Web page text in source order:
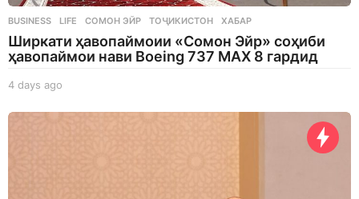
BUSINESS ,LIFE СОМОН ЭЙР ,ТОҶИКИСТОН ,ХАБАР
Ширкати ҳавопаймоии «Сомон Эйр» соҳиби
ҳавопаймои нави Boeing 737 MAX 8 гардид
4 days ago
a